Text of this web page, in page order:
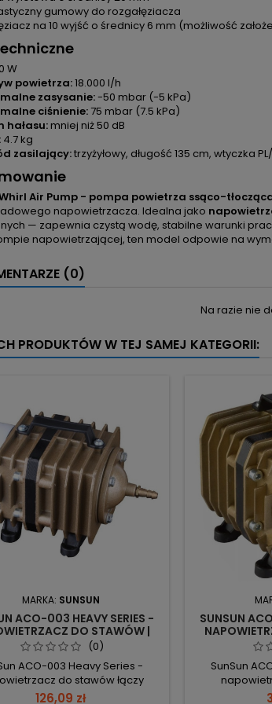
gumowy do rozgałęziacza
na 10 wyjść o średnicy 6 mm (możliwość
W
powietrza:18.000 l/h
zasysanie:-50 mbar (-5 kPa)
ciśnienie: 75 mbar (7.5 kPa)
hałasu:mniej niż 50 dB
4.7 kg
zasilający:trzyżyłowy, długość 135 cm, wtyczka
Whirl Air Pump - pompa powietrza ssąco-
napowietrzacza. Idealna jako
— zapewnia czystą wodę, stabilne warunki
napowietrzającej, ten model odpowie na
(0)
Na razie nie
PRODUKTÓW W TEJ SAMEJ KATEGORII:
MARKA: SUNSUN
ACO-003 HEAVY SERIES -
DO STAWÓW |
NATLENIENIE, CICHA PRACA
(0)
ACO-003 Heavy Series -
do stawów łączy
cylinder Zl102 i polerowany
126,09 zł
SUNSUN
SILNE
SunSun
wzmocnionej